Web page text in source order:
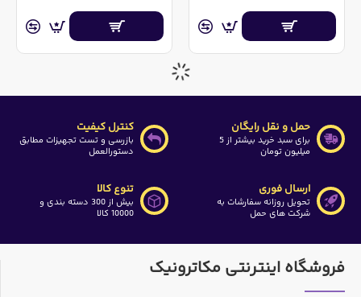
حمل و نقل رایگان
برای سبد خرید بیشتر از 5
میلیون تومان
کنترل کیفیت
بازرسی و تست تجهیزات مطابق
دستورالعمل
ارسال فوری
تحویل روزانه سفارشات به
شرکت های حمل
تنوع کالا
بیش از 300 دسته بندی و
10000 کالا
فروشگاه اینترنتی مکاترونیک